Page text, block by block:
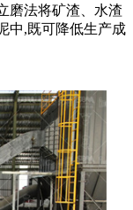
磨法将矿渣、水渣
中,既可降低生产成